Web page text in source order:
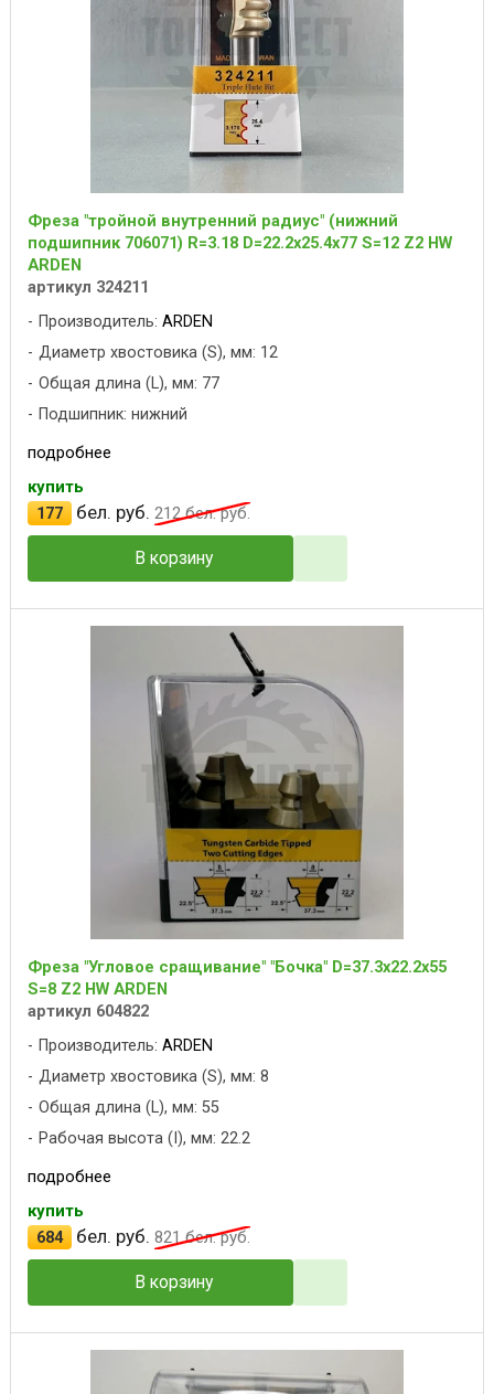
Фреза "тройной внутренний радиус" (нижний
подшипник 706071) R=3.18 D=22.2x25.4x77 S=12 Z2 HW
ARDEN
артикул 324211
Производитель: ARDEN
Диаметр хвостовика (S), мм: 12
Общая длина (L), мм: 77
Подшипник: нижний
подробнее
купить
177
бел. руб. 212бел. руб.
В корзину
Фреза "Угловое сращивание" "Бочка" D=37.3x22.2x55
S=8 Z2 HW ARDEN
артикул 604822
Производитель: ARDEN
Диаметр хвостовика (S), мм: 8
Общая длина (L), мм: 55
Рабочая высота (I), мм: 22.2
подробнее
купить
684
бел. руб. 821бел. руб.
В корзину